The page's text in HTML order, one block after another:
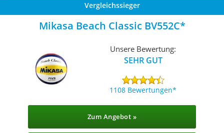
Vergleichssieger
Mikasa Beach Classic BV552C
Unsere Bewertung:
SEHR GUT
1108 Bewertungen
Zum Angebot »